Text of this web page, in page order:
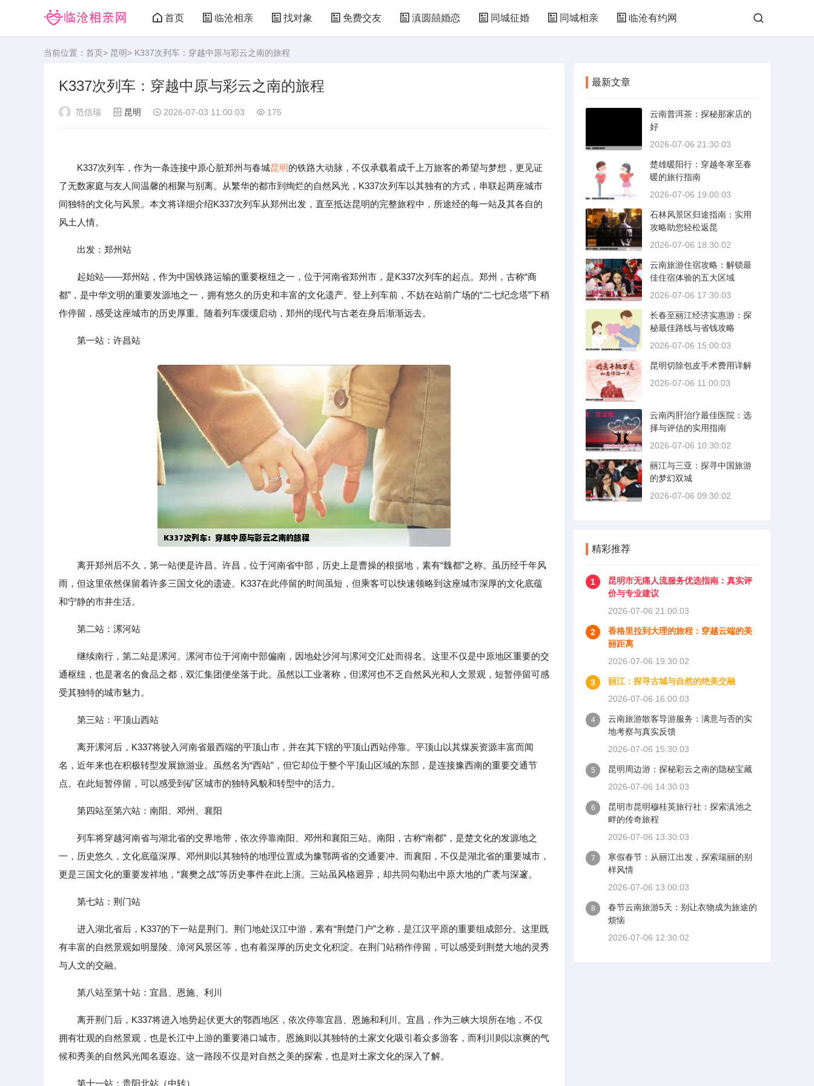
首页 临沧相亲 找对象 免费交友 滇圆囍婚恋 同城征婚 同城相亲 临沧有约网
当前位置： 首页> 昆明> K337次列车：穿越中原与彩云之南的旅程
K337次列车：穿越中原与彩云之南的旅程
范信瑞 昆明 2026-07-03 11:00:03 175
K337次列车，作为一条连接中原心脏郑州与春城昆明的铁路大动脉，不仅承载着成千上万旅客的希望与梦想，更见证
了无数家庭与友人间温馨的相聚与别离。从繁华的都市到绚烂的自然风光，K337次列车以其独有的方式，串联起两座城市
间独特的文化与风景。本文将详细介绍K337次列车从郑州出发，直至抵达昆明的完整旅程中，所途经的每一站及其各自的
风土人情。
出发：郑州站
起始站——郑州站，作为中国铁路运输的重要枢纽之一，位于河南省郑州市，是K337次列车的起点。郑州，古称“商
都”，是中华文明的重要发源地之一，拥有悠久的历史和丰富的文化遗产。登上列车前，不妨在站前广场的“二七纪念塔”下稍
作停留，感受这座城市的历史厚重。随着列车缓缓启动，郑州的现代与古老在身后渐渐远去。
第一站：许昌站
离开郑州后不久，第一站便是许昌。许昌，位于河南省中部，历史上是曹操的根据地，素有“魏都”之称。虽历经千年风
雨，但这里依然保留着许多三国文化的遗迹。K337在此停留的时间虽短，但乘客可以快速领略到这座城市深厚的文化底蕴
和宁静的市井生活。
第二站：漯河站
继续南行，第二站是漯河。漯河市位于河南中部偏南，因地处沙河与漯河交汇处而得名。这里不仅是中原地区重要的交
通枢纽，也是著名的食品之都，双汇集团便坐落于此。虽然以工业著称，但漯河也不乏自然风光和人文景观，短暂停留可感
受其独特的城市魅力。
第三站：平顶山西站
离开漯河后，K337将驶入河南省最西端的平顶山市，并在其下辖的平顶山西站停靠。平顶山以其煤炭资源丰富而闻
名，近年来也在积极转型发展旅游业。虽然名为“西站”，但它却位于整个平顶山区域的东部，是连接豫西南的重要交通节
点。在此短暂停留，可以感受到矿区城市的独特风貌和转型中的活力。
第四站至第六站：南阳、邓州、襄阳
列车将穿越河南省与湖北省的交界地带，依次停靠南阳、邓州和襄阳三站。南阳，古称“南都”，是楚文化的发源地之
一，历史悠久，文化底蕴深厚。邓州则以其独特的地理位置成为豫鄂两省的交通要冲。而襄阳，不仅是湖北省的重要城市，
更是三国文化的重要发祥地，“襄樊之战”等历史事件在此上演。三站虽风格迥异，却共同勾勒出中原大地的广袤与深邃。
第七站：荆门站
进入湖北省后，K337的下一站是荆门。荆门地处汉江中游，素有“荆楚门户”之称，是江汉平原的重要组成部分。这里既
有丰富的自然景观如明显陵、漳河风景区等，也有着深厚的历史文化积淀。在荆门站稍作停留，可以感受到荆楚大地的灵秀
与人文的交融。
第八站至第十站：宜昌、恩施、利川
离开荆门后，K337将进入地势起伏更大的鄂西地区，依次停靠宜昌、恩施和利川。宜昌，作为三峡大坝所在地，不仅
拥有壮观的自然景观，也是长江中上游的重要港口城市。恩施则以其独特的土家文化吸引着众多游客，而利川则以凉爽的气
候和秀美的自然风光闻名遐迩。这一路段不仅是对自然之美的探索，也是对土家文化的深入了解。
第十一站：贵阳北站（中转）
最新文章
云南普洱茶：探秘那家店的
好
2026-07-06 21:30:03
楚雄暖阳行：穿越冬寒至春
暖的旅行指南
2026-07-06 19:00:03
石林风景区归途指南：实用
攻略助您轻松返昆
2026-07-06 18:30:02
云南旅游住宿攻略：解锁最
佳住宿体验的五大区域
2026-07-06 17:30:03
长春至丽江经济实惠游：探
秘最佳路线与省钱攻略
2026-07-06 15:00:03
昆明切除包皮手术费用详解
2026-07-06 11:00:03
云南丙肝治疗最佳医院：选
择与评估的实用指南
2026-07-06 10:30:02
丽江与三亚：探寻中国旅游
的梦幻双城
2026-07-06 09:30:02
精彩推荐
1
昆明市无痛人流服务优选指南：真实评
价与专业建议
2026-07-06 21:00:03
2
香格里拉到大理的旅程：穿越云端的美
丽距离
2026-07-06 19:30:02
3
丽江：探寻古城与自然的绝美交融
2026-07-06 16:00:03
4
云南旅游散客导游服务：满意与否的实
地考察与真实反馈
2026-07-06 15:30:03
5
昆明周边游：探秘彩云之南的隐秘宝藏
2026-07-06 14:30:03
6
昆明市昆明穆桂英旅行社：探索滇池之
畔的传奇旅程
2026-07-06 13:30:03
7
寒假春节：从丽江出发，探索瑞丽的别
样风情
2026-07-06 13:00:03
8
春节云南旅游5天：别让衣物成为旅途的
烦恼
2026-07-06 12:30:02